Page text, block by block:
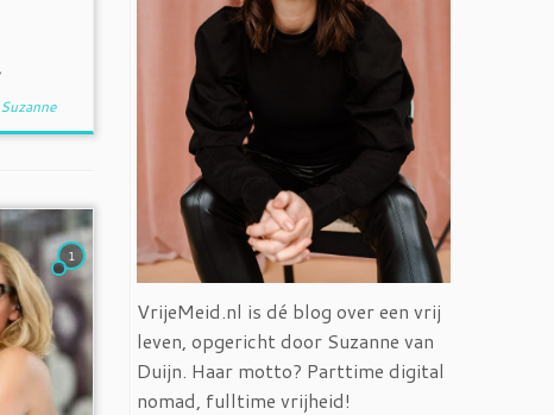
Suzanne
1
VrijeMeid.nl is dé blog over een vrij
leven, opgericht door Suzanne van
Duijn. Haar motto? Parttime digital
nomad, fulltime vrijheid!